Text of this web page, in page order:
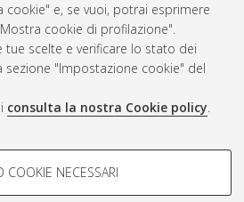
cookie" e, se vuoi, potrai esprimere
cookie di profilazione".
tue scelte e verificare lo stato dei
sezione "Impostazione cookie" del
consulta la nostra Cookie policy.
-
COOKIE NECESSARI